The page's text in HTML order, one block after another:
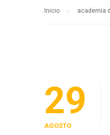
Inicio academia
29
AGOSTO